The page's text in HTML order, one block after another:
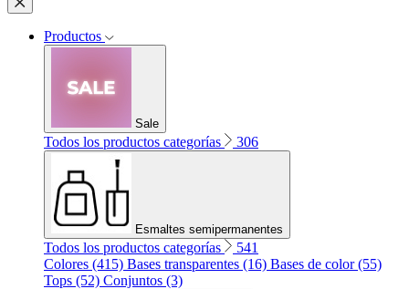
Productos
Sale
Todos los productos categorías 306
Esmaltes semipermanentes
Todos los productos categorías
541
Colores (415) Bases transparentes (16) Bases de color (55)
Tops (52) Conjuntos (3)